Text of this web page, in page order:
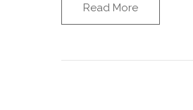
Read More